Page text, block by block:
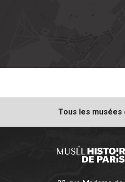
Tous les musées